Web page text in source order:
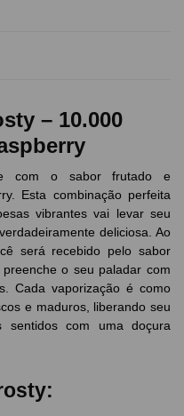
– 10.000
com o sabor frutado e
Esta combinação perfeita
vibrantes vai levar seu
deliciosa. Ao
será recebido pelo sabor
o seu paladar com
Cada vaporização é como
e maduros, liberando seu
sentidos com uma doçura